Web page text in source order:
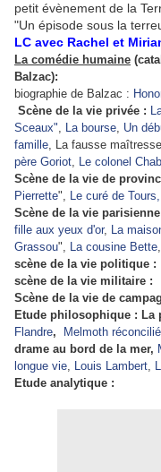
petit évènement de la
"Un épisode sous la
LC avec Rachel et
La comédie humaine
Balzac):
biographie de Balzac :
Scène de la vie privée :
Sceaux", La bourse, Un
famille, La fausse
père Goriot, Le colonel
Scène de la vie de
Pierrette", Le curé de Tours,
Scène de la vie parisienne
fille aux yeux d'or, La
Grassou", La cousine Bette,
scène de la vie politique :
scène de la vie militaire :
Scène de la vie de
Etude philosophique : La
Flandre, Melmoth réconcilié
drame au bord de la mer,
longue vie, Louis Lambert,
Etude analytique :